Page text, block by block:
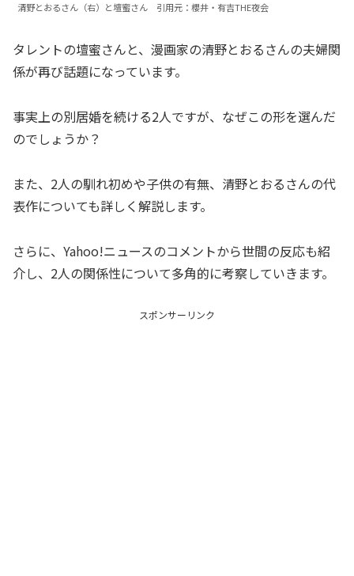
清野とおるさん（右）と壇蜜さん 引用元：櫻井・有吉THE夜会
タレントの壇蜜さんと、漫画家の清野とおるさんの夫婦関
係が再び話題になっています。
事実上の別居婚を続ける2人ですが、なぜこの形を選んだ
のでしょうか？
また、2人の馴れ初めや子供の有無、清野とおるさんの代
表作についても詳しく解説します。
さらに、Yahoo!ニュースのコメントから世間の反応も紹
介し、2人の関係性について多角的に考察していきます。
スポンサーリンク